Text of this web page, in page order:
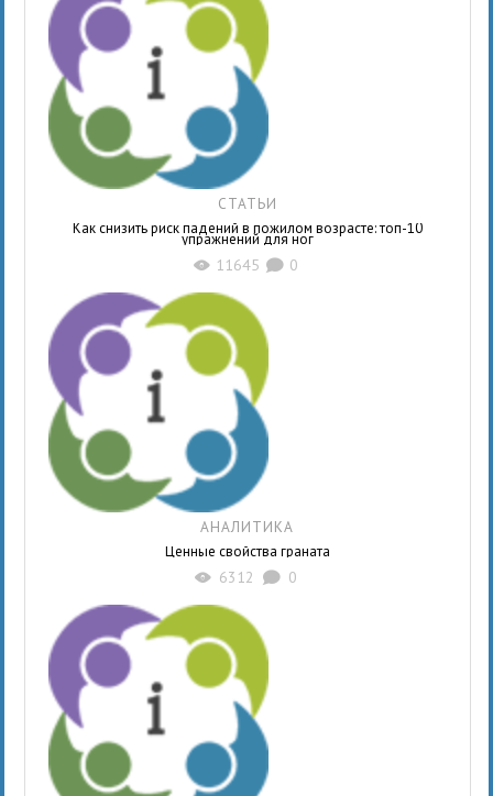
СТАТЬИ
Как снизить риск падений в пожилом возрасте: топ-10
упражнений для ног
X 11645 K 0
АНАЛИТИКА
Ценные свойства граната
X 6312 K 0